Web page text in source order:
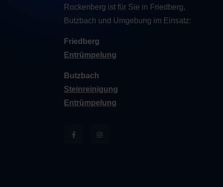
Rockenberg ist für Sie in Friedberg,
Butzbach und Umgebung im Einsatz:
Friedberg
Entrümpelung
Butzbach
Steinreinigung
Entrümpelung